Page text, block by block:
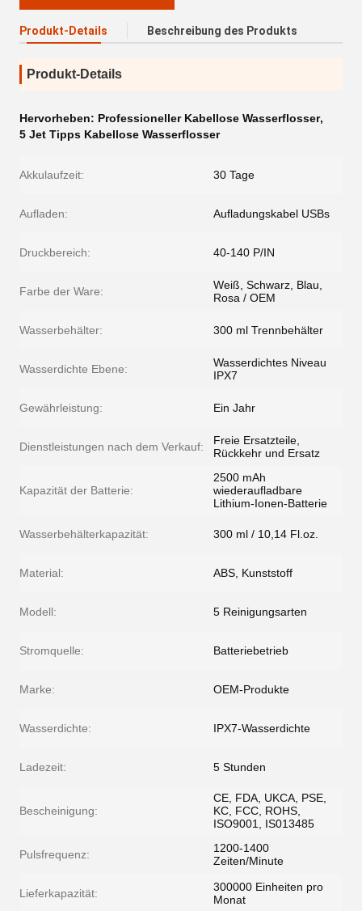
Produkt-Details Beschreibung des Produkts
Produkt-Details
Hervorheben: Professioneller Kabellose Wasserflosser,
5 Jet Tipps Kabellose Wasserflosser
Akkulaufzeit: 30 Tage
Aufladen: Aufladungskabel USBs
Druckbereich: 40-140 P/IN
Farbe der Ware:
Weiß, Schwarz, Blau,
Rosa / OEM
Wasserbehälter: 300 ml Trennbehälter
Wasserdichte Ebene:
Wasserdichtes Niveau
IPX7
Gewährleistung: Ein Jahr
Dienstleistungen nach dem Verkauf:
Freie Ersatzteile,
Rückkehr und Ersatz
Kapazität der Batterie:
2500 mAh
wiederaufladbare
Lithium-Ionen-Batterie
Wasserbehälterkapazität: 300 ml / 10,14 Fl.oz.
Material: ABS, Kunststoff
Modell: 5 Reinigungsarten
Stromquelle: Batteriebetrieb
Marke: OEM-Produkte
Wasserdichte: IPX7-Wasserdichte
Ladezeit: 5 Stunden
Bescheinigung:
CE, FDA, UKCA, PSE,
KC, FCC, ROHS,
ISO9001, IS013485
Pulsfrequenz:
1200-1400
Zeiten/Minute
Lieferkapazität:
300000 Einheiten pro
Monat